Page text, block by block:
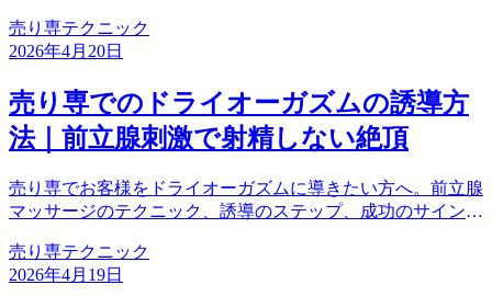
売り専テクニック
2026年4月20日
売り専でのドライオーガズムの誘導方
法｜前立腺刺激で射精しない絶頂
売り専でお客様をドライオーガズムに導きたい方へ。前立腺
マッサージのテクニック、誘導のステップ、成功のサイン、
う。
売り専テクニック
2026年4月19日